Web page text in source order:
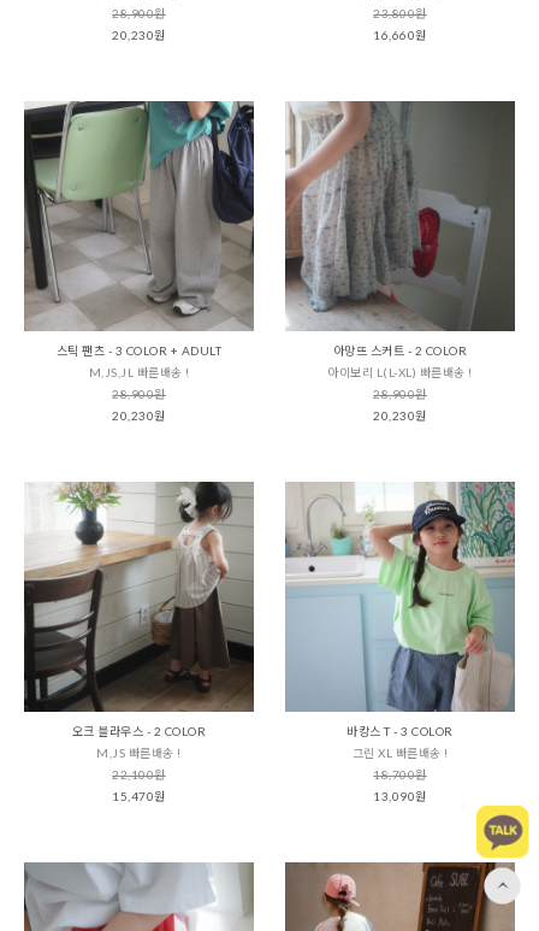
28,900원
20,230원
23,800원
16,660원
스틱 팬츠 - 3 COLOR + ADULT
M,JS,JL 빠른배송 !
28,900원
20,230원
아망뜨 스커트 - 2 COLOR
아이보리 L(L-XL) 빠른배송 !
28,900원
20,230원
오크 블라우스 - 2 COLOR
M,JS 빠른배송 !
22,100원
15,470원
바캉스 T - 3 COLOR
그린 XL 빠른배송 !
18,700원
13,090원